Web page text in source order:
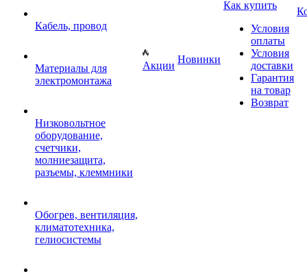
Кабель, провод
Материалы для
электромонтажа
Низковольтное
оборудование,
счетчики,
молниезащита,
разъемы, клеммники
Обогрев, вентиляция,
климатотехника,
гелиосистемы
Акции
Новинки
Как купить
Условия
оплаты
Условия
доставки
Гарантия
на товар
Возврат